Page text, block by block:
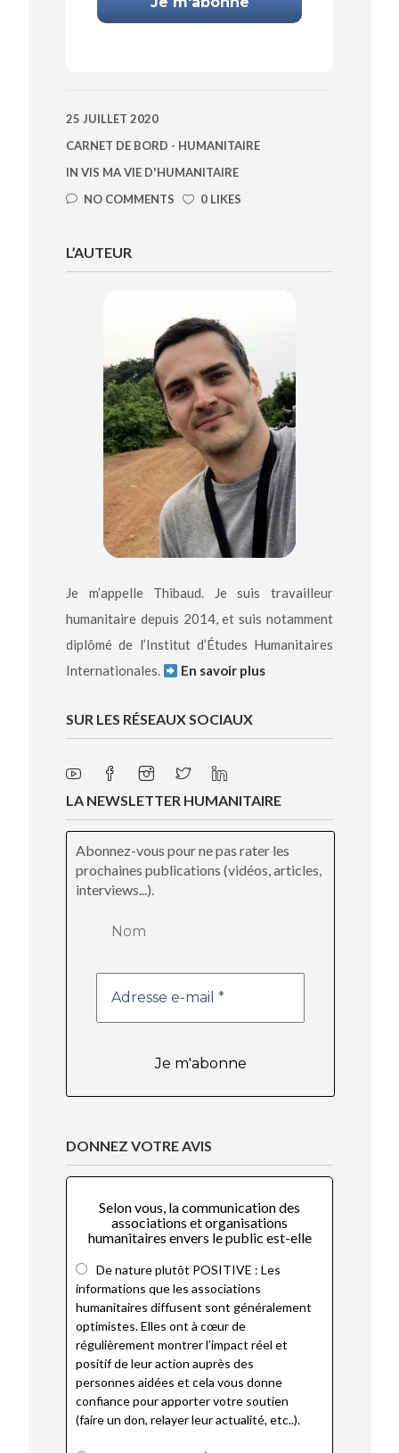
25 JUILLET 2020
CARNET DE BORD - HUMANITAIRE
IN VIS MA VIE D'HUMANITAIRE
NO COMMENTS
0 LIKES
L’AUTEUR
Je m’appelle Thibaud. Je suis travailleur
humanitaire depuis 2014, et suis notamment
diplômé de l’Institut d’Études Humanitaires
Internationales.
En savoir plus
SUR LES RÉSEAUX SOCIAUX
LA NEWSLETTER HUMANITAIRE
Abonnez-vous pour ne pas rater les
prochaines publications (vidéos, articles,
interviews...).
e-
DONNEZ VOTRE AVIS
Selon vous, la communication des
associations et organisations
humanitaires envers le public est-elle
De nature plutôt POSITIVE : Les
informations que les associations
humanitaires diffusent sont généralement
optimistes. Elles ont à cœur de
régulièrement montrer l’impact réel et
positif de leur action auprès des
personnes aidées et cela vous donne
confiance pour apporter votre soutien
(faire un don, relayer leur actualité, etc..).